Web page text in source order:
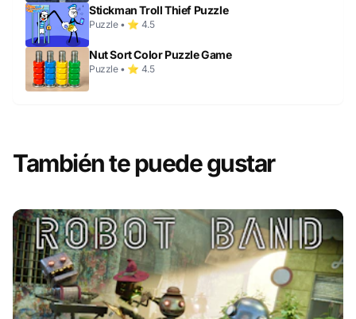
Stickman Troll Thief Puzzle
Puzzle • ⭐ 4.5
Nut Sort Color Puzzle Game
Puzzle • ⭐ 4.5
También te puede gustar